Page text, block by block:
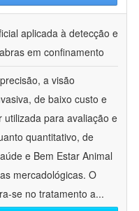
aplicada à detecção e
em confinamento
a visão
de baixo custo e
para avaliação e
quantitativo, de
e Bem Estar Animal
mercadológicas. O
se no tratamento a...